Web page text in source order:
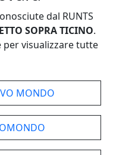
dal RUNTS
SOPRA TICINO.
per visualizzare tutte
MONDO